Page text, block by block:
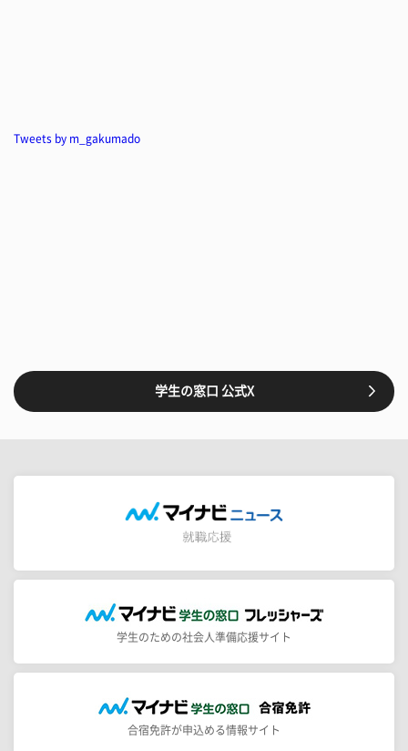
Tweets by m_gakumado
学生の窓口 公式X
学生のための社会人準備応援サイト
合宿免許が申込める情報サイト